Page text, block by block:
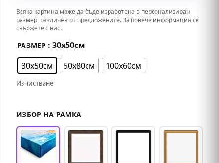
Всяка картина може да бъде изработена в персонализиран
размер, различен от предложените. За повече информация се
свържете с нас.
РАЗМЕР : 30х50см
30х50см
50х80см 100х60см
Изчистване
ИЗБОР НА РАМКА